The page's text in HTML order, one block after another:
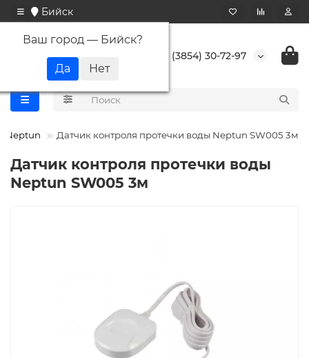
Бийск
Ваш город — Бийск?
+7 (3854) 30-72-97
Neptun Датчик контроля протечки воды Neptun SW005 3м
Датчик контроля протечки воды
Neptun SW005 3м